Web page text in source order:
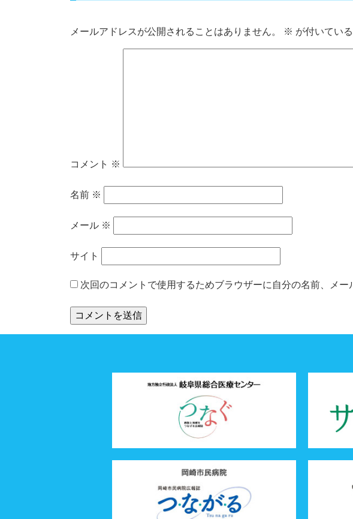
メールアドレスが公開されることはありません。 ※ が付いてい
コメント ※
名前 ※
メール ※
サイト
次回のコメントで使用するためブラウザーに自分の名前、メー